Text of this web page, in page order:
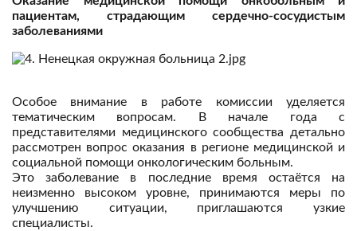
пациентам, страдающим сердечно-сосудистым
заболеваниями
Особое внимание в работе комиссии уделяется
тематическим вопросам. В начале года с
представителями медицинского сообщества детально
рассмотрен вопрос оказания в регионе медицинской и
социальной помощи онкологическим больным.
Это заболевание в последние время остаётся на
неизменно высоком уровне, принимаются меры по
улучшению ситуации, приглашаются узкие
специалисты.